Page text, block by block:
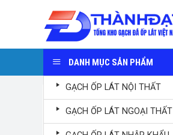
DANH MỤC SẢN PHẨM
GẠCH ỐP LÁT NỘI THẤT
GẠCH ỐP LÁT NGOẠI THẤT